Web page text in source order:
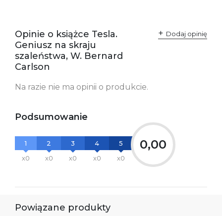
Opinie o książce Tesla.
Geniusz na skraju
szaleństwa, W. Bernard
Carlson
Dodaj opinię
Na razie nie ma opinii o produkcie.
Podsumowanie
1
x0
2
x0
3
x0
4
x0
5
x0
0,00
Powiązane produkty